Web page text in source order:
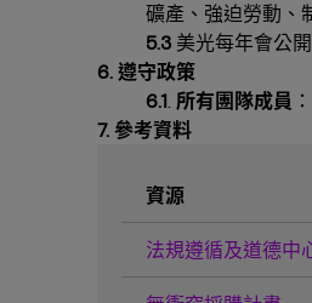
礦產、強迫勞動、
5.3 美光每年會公
6. 遵守政策
6.1 所有團隊成員
7. 參考資料
資源
法規遵循及道德中